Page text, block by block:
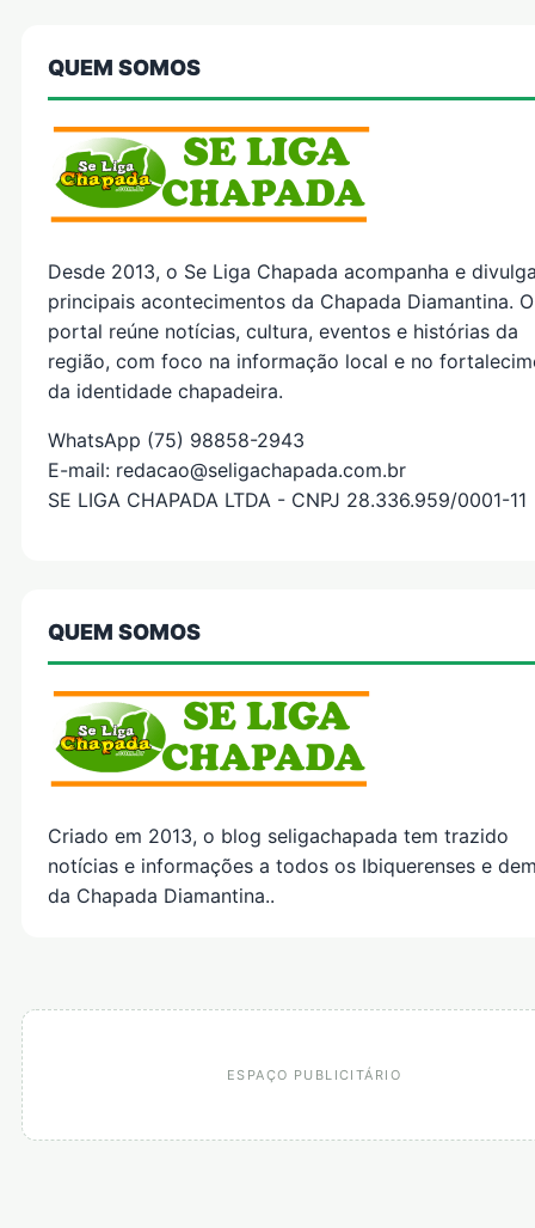
QUEM SOMOS
Desde 2013, o Se Liga Chapada acompanha e
principais acontecimentos da Chapada Diamantina. O
portal reúne notícias, cultura, eventos e histórias da
região, com foco na informação local e no
da identidade chapadeira.
WhatsApp (75) 98858-2943
E-mail: redacao@seligachapada.com.br
SE LIGA CHAPADA LTDA - CNPJ 28.336.959/0001-11
QUEM SOMOS
Criado em 2013, o blog seligachapada tem trazido
notícias e informações a todos os Ibiquerenses e
da Chapada Diamantina..
ESPAÇO PUBLICITÁRIO